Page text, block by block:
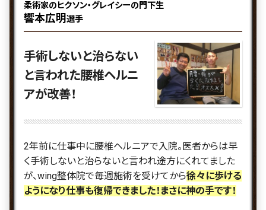
柔術家のヒクソン・グレイシーの門下生
響本広明選手
手術しないと治らない
と言われた腰椎ヘルニ
アが改善！
2年前に仕事中に腰椎ヘルニアで入院。 医者からは早
く手術しないと治らないと言われ途方にくれてました
が、wing整体院で毎週施術を受けてから徐々に歩ける
ようになり仕事も復帰できました！まさに神の手です！